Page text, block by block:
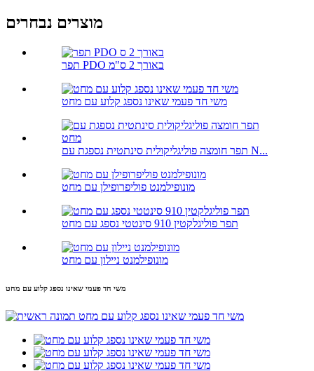
מוצרים נבחרים
תפר PDO באורך 2 ס"מ
משי חד פעמי שאינו נספג קלוע עם מחט
תפר חומצה פוליגליקולית סינתטית נספגת עם N...
מונופילמנט פוליפרופילן עם מחט
תפר פוליגלקטין 910 סינטטי נספג עם מחט
מונופילמנט ניילון עם מחט
משי חד פעמי שאינו נספג קלוע עם מחט